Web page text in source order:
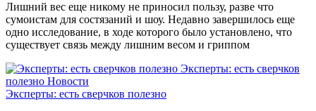
Лишний вес еще никому не приносил пользу, разве что
сумоистам для состязаний и шоу. Недавно завершилось еще
одно исследование, в ходе которого было установлено, что
существует связь между лишним весом и гриппом
Эксперты: есть сверчков
полезно Новости
Эксперты: есть сверчков полезно